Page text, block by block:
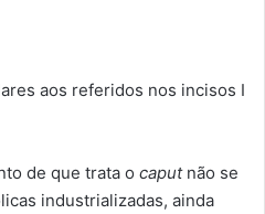
aos referidos nos incisos I
de que trata o caput não se
industrializadas, ainda